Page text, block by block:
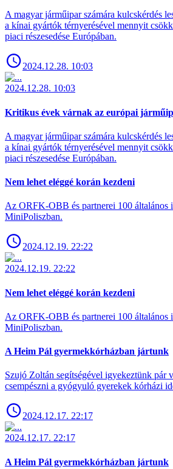
A magyar járműipar számára kulcskérdés
a kínai gyártók térnyerésével mennyit
piaci részesedése Európában.
2024.12.28. 10:03
2024.12.28. 10:03
Kritikus évek várnak az európai
A magyar járműipar számára kulcskérdés
a kínai gyártók térnyerésével mennyit
piaci részesedése Európában.
Nem lehet eléggé korán kezdeni
Az ORFK-OBB és partnerei 100 általános
MiniPoliszban.
2024.12.19. 22:22
2024.12.19. 22:22
Nem lehet eléggé korán kezdeni
Az ORFK-OBB és partnerei 100 általános
MiniPoliszban.
A Heim Pál gyermekkórházban jártunk
Szujó Zoltán segítségével igyekeztünk pár
csempészni a gyógyuló gyerekek kórházi
2024.12.17. 22:17
2024.12.17. 22:17
A Heim Pál gyermekkórházban jártunk